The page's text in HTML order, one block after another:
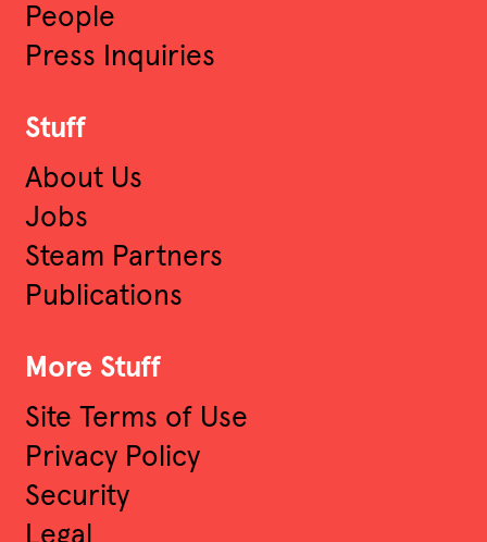
People
Press Inquiries
Stuff
About Us
Jobs
Steam Partners
Publications
More Stuff
Site Terms of Use
Privacy Policy
Security
Legal